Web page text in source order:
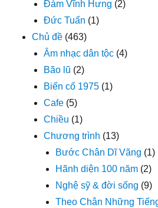
Đàm Vĩnh Hưng (2)
Đức Tuấn (1)
Chủ đề (463)
Âm nhạc dân tộc (4)
Bão lũ (2)
Biến cố 1975 (1)
Cafe (5)
Chiều (1)
Chương trình (13)
Bước Chân Dĩ Vãng (1)
Hãnh diện 100 năm (2)
Nghệ sỹ & đời sống (9)
Theo Chân Những